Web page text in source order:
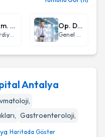
Uzm. Dr. Nagehan Küçükler
Kardiyoloji
Op. Dr. Uğur Yaşar
Genel Cerrahi
Antalya
,
, Gastroenteroloji,
Haritada Göster